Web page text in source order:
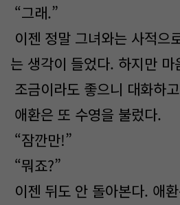
“그래.”
이젠 정말 그녀와는 사적으
는 생각이 들었다. 하지만 마
조금이라도 좋으니 대화하
애환은 또 수영을 불렀다.
“잠깐만!”
“뭐죠?”
이젠 뒤도 안 돌아본다. 애